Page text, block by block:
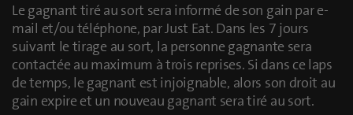
Le gagnant tiré au sort sera informé de son gain par e-
mail et/ou téléphone, par Just Eat. Dans les 7 jours
suivant le tirage au sort, la personne gagnante sera
contactée au maximum à trois reprises. Si dans ce laps
de temps, le gagnant est injoignable, alors son droit au
gain expire et un nouveau gagnant sera tiré au sort.